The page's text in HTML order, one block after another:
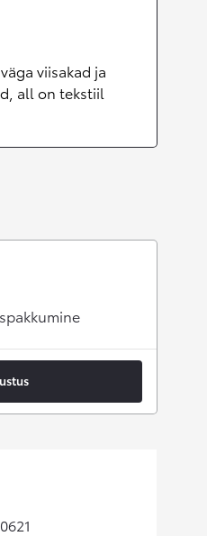
viisakad ja
all on tekstiil